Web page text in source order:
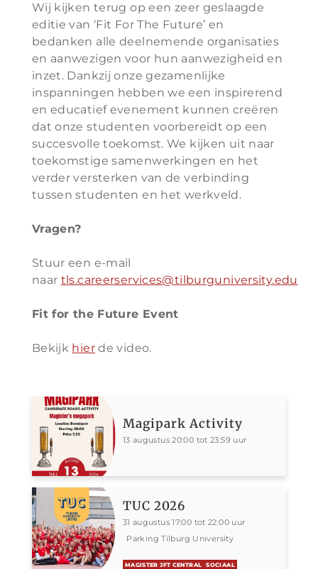
Wij kijken terug op een zeer geslaagde
editie van ‘Fit For The Future’ en
bedanken alle deelnemende organisaties
en aanwezigen voor hun aanwezigheid en
inzet. Dankzij onze gezamenlijke
inspanningen hebben we een inspirerend
en educatief evenement kunnen creëren
dat onze studenten voorbereidt op een
succesvolle toekomst. We kijken uit naar
toekomstige samenwerkingen en het
verder versterken van de verbinding
tussen studenten en het werkveld.
Vragen?
Stuur een e-mail
naar tls.careerservices@tilburguniversity.edu
Fit for the Future Event
Bekijk hierde video.
Magipark Activity
13 augustus 20:00 tot 23:59 uur
TUC 2026
31 augustus 17:00 tot 22:00 uur
Parking Tilburg University
MAGISTER JFT CENTRAL SOCIAAL